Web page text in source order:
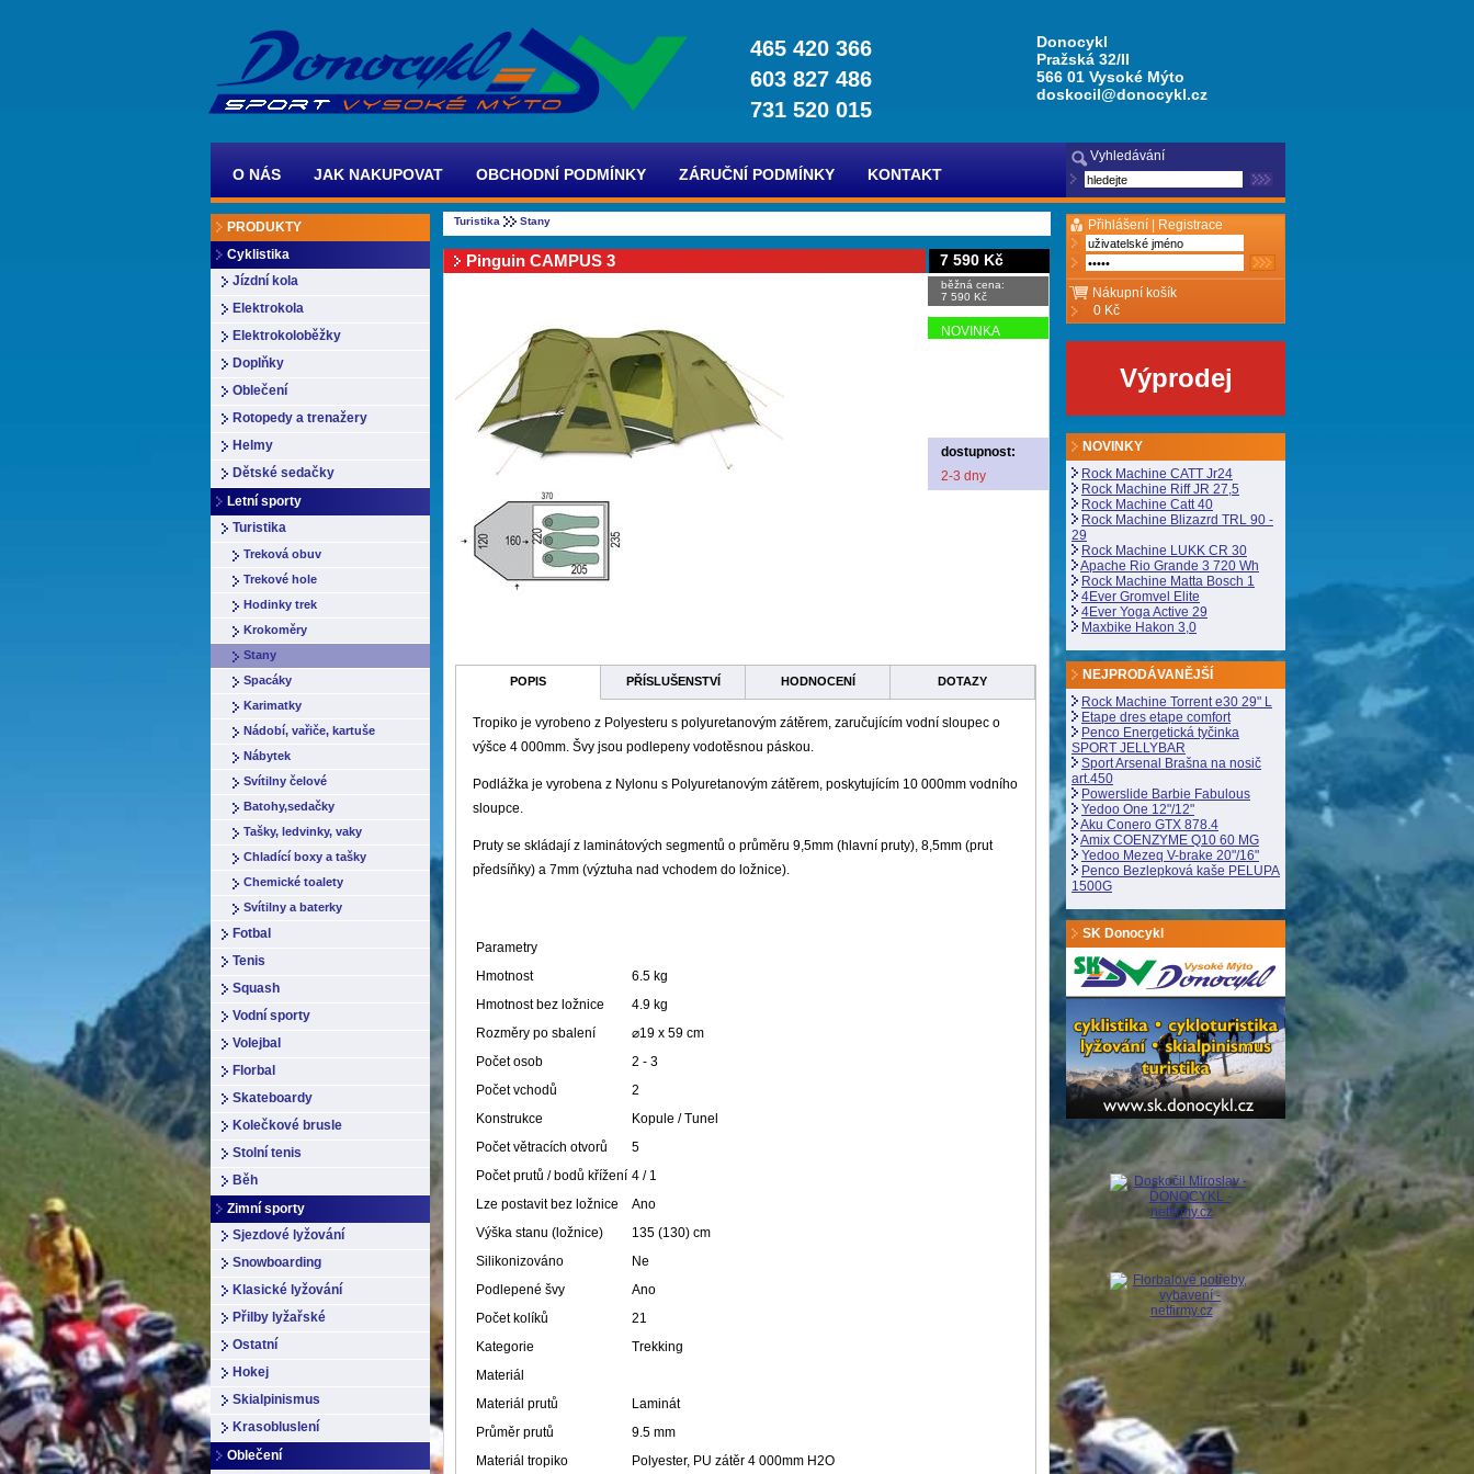
465 420 366
603 827 486
731 520 015
Donocykl
Pražská 32/II
566 01 Vysoké Mýto
doskocil@donocykl.cz
O NÁS JAK NAKUPOVAT OBCHODNÍ PODMÍNKY ZÁRUČNÍ PODMÍNKY KONTAKT
Vyhledávání
PRODUKTY
Cyklistika
Jízdní kola
Elektrokola
Elektrokoloběžky
Doplňky
Oblečení
Rotopedy a trenažery
Helmy
Dětské sedačky
Letní sporty
Turistika
Treková obuv
Trekové hole
Hodinky trek
Krokoměry
Stany
Spacáky
Karimatky
Nádobí, vařiče, kartuše
Nábytek
Svítilny čelové
Batohy,sedačky
Tašky, ledvinky, vaky
Chladící boxy a tašky
Chemické toalety
Svítilny a baterky
Fotbal
Tenis
Squash
Vodní sporty
Volejbal
Florbal
Skateboardy
Kolečkové brusle
Stolní tenis
Běh
Zimní sporty
Sjezdové lyžování
Snowboarding
Klasické lyžování
Přilby lyžařské
Ostatní
Hokej
Skialpinismus
Krasobluslení
Oblečení
Turistika Stany
Pinguin CAMPUS 3 7 590 Kč
běžná cena:
7 590 Kč
NOVINKA
dostupnost:
2-3 dny
POPIS PŘÍSLUŠENSTVÍ HODNOCENÍ DOTAZY
Tropiko je vyrobeno z Polyesteru s polyuretanovým zátěrem, zaručujícím vodní sloupec o
výšce 4 000mm. Švy jsou podlepeny vodotěsnou páskou.
Podlážka je vyrobena z Nylonu s Polyuretanovým zátěrem, poskytujícím 10 000mm vodního
sloupce.
Pruty se skládají z laminátových segmentů o průměru 9,5mm (hlavní pruty), 8,5mm (prut
předsíňky) a 7mm (výztuha nad vchodem do ložnice).
Parametry
Hmotnost
6.5 kg
Hmotnost bez ložnice
4.9 kg
Rozměry po sbalení
⌀19 x 59 cm
Počet osob
2 - 3
Počet vchodů
2
Konstrukce
Kopule / Tunel
Počet větracích otvorů
5
Počet prutů / bodů křížení 4 / 1
Lze postavit bez ložnice
Ano
Výška stanu (ložnice)
135 (130) cm
Silikonizováno
Ne
Podlepené švy
Ano
Počet kolíků
21
Kategorie
Trekking
Materiál
Materiál prutů
Laminát
Průměr prutů
9.5 mm
Materiál tropiko
Polyester, PU zátěr 4 000mm H2O
Přihlášení | Registrace
Nákupní košík
0 Kč
Výprodej
NOVINKY
Rock Machine CATT Jr24
Rock Machine Riff JR 27,5
Rock Machine Catt 40
Rock Machine Blizazrd TRL 90 -
29
Rock Machine LUKK CR 30
Apache Rio Grande 3 720 Wh
Rock Machine Matta Bosch 1
4Ever Gromvel Elite
4Ever Yoga Active 29
Maxbike Hakon 3,0
NEJPRODÁVANĚJŠÍ
Rock Machine Torrent e30 29" L
Etape dres etape comfort
Penco Energetická tyčinka
SPORT JELLYBAR
Sport Arsenal Brašna na nosič
art.450
Powerslide Barbie Fabulous
Yedoo One 12"/12"
Aku Conero GTX 878.4
Amix COENZYME Q10 60 MG
Yedoo Mezeq V-brake 20"/16"
Penco Bezlepková kaše PELUPA
1500G
SK Donocykl